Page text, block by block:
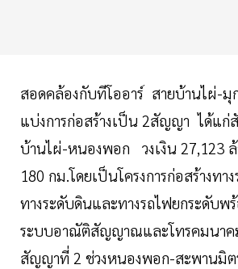
สอดคล้องกับทีโออาร์ สายบ้านไผ่-มุ
แบ่งการก่อสร้างเป็น 2สัญญา ได้แก่
บ้านไผ่-หนองพอก วงเงิน 27,123 ล้
180 กม.โดยเป็นโครงการก่อสร้างท
ทางระดับดินและทางรถไฟยกระดับพ
ระบบอาณัติสัญญาณและโทรคมนาค
สัญญาที่ 2 ช่วงหนองพอก-สะพานมิต